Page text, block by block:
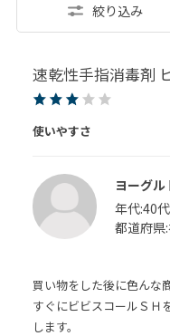
絞り込み
速乾性手指消毒剤
使いやすさ
ヨーグ
年代:40代
都道府県:
買い物をした後に色んな
すぐにビビスコールＳＨ
します。